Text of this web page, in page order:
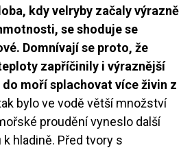
kdy velryby začaly výrazně
se shoduje se
Domnívají se proto, že
zapříčinily i výraznější
moří splachovat více živin z
bylo ve vodě větší množství
proudění vyneslo další
hladině. Před tvory s